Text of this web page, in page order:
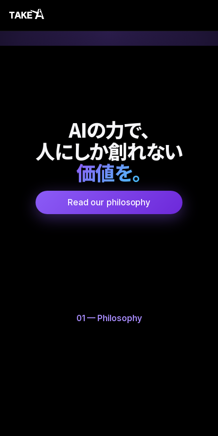
AIの力で、
人にしか創れない
価値を。
Read our philosophy
01 — Philosophy